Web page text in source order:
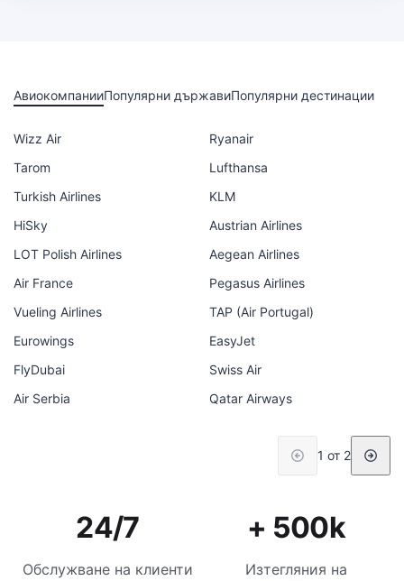
АвиокомпанииПопулярни държавиПопулярни дестинации
Wizz Air
Ryanair
Tarom
Lufthansa
Turkish Airlines
KLM
HiSky
Austrian Airlines
LOT Polish Airlines
Aegean Airlines
Air France
Pegasus Airlines
Vueling Airlines
TAP (Air Portugal)
Eurowings
EasyJet
FlyDubai
Swiss Air
Air Serbia
Qatar Airways
1 от 2
24/7
Обслужване на клиенти
+ 500k
Изтегляния на